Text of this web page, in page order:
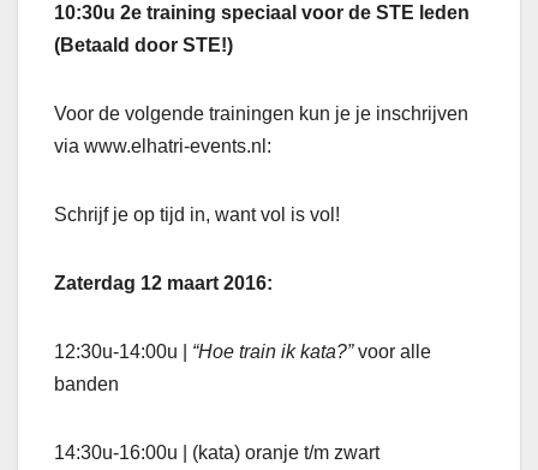
10:30u 2e training speciaal voor de STE leden
(Betaald door STE!)
Voor de volgende trainingen kun je je inschrijven
via www.elhatri-events.nl:
Schrijf je op tijd in, want vol is vol!
Zaterdag 12 maart 2016:
12:30u-14:00u | “Hoe train ik kata?”voor alle
banden
14:30u-16:00u | (kata) oranje t/m zwart